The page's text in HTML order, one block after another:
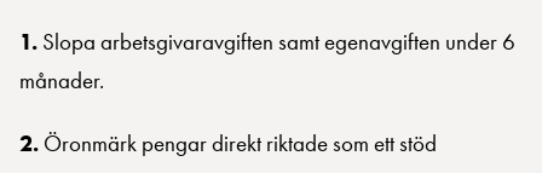
1. Slopa arbetsgivaravgiften samt egenavgiften under 6
månader.
2. Öronmärk pengar direkt riktade som ett stöd